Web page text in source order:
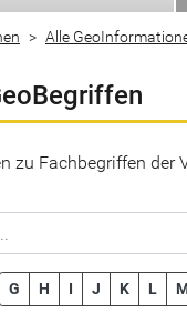
Alle
zu Fachbegriffen
G H I J K L